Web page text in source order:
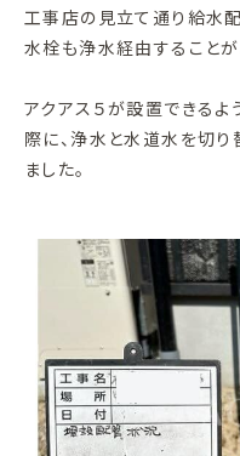
工事店の見立て通り給水
水栓も浄水経由することが
アクアス５が設置できるよ
際に、浄水と水道水を切
ました。